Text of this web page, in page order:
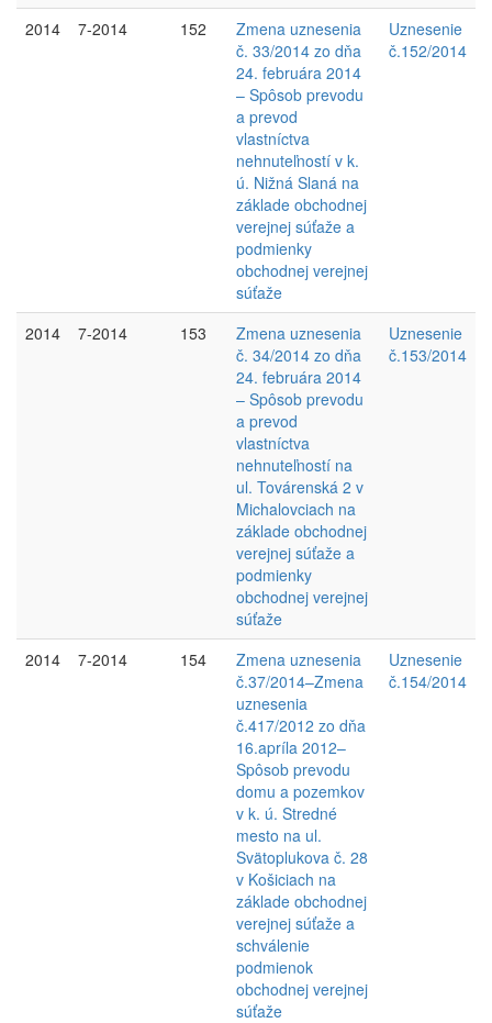
2014 7-2014 152
Zmena uznesenia
č. 33/2014 zo dňa
24. februára 2014
– Spôsob prevodu
a prevod
vlastníctva
nehnuteľností v k.
ú. Nižná Slaná na
základe obchodnej
verejnej súťaže a
podmienky
obchodnej verejnej
súťaže
Uznesenie
č.152/2014
2014 7-2014 153
Zmena uznesenia
č. 34/2014 zo dňa
24. februára 2014
– Spôsob prevodu
a prevod
vlastníctva
nehnuteľností na
ul. Továrenská 2 v
Michalovciach na
základe obchodnej
verejnej súťaže a
podmienky
obchodnej verejnej
súťaže
Uznesenie
č.153/2014
2014 7-2014 154
Zmena uznesenia
č.37/2014–Zmena
uznesenia
č.417/2012 zo dňa
16.apríla 2012–
Spôsob prevodu
domu a pozemkov
v k. ú. Stredné
mesto na ul.
Svätoplukova č. 28
v Košiciach na
základe obchodnej
verejnej súťaže a
schválenie
podmienok
obchodnej verejnej
súťaže
Uznesenie
č.154/2014